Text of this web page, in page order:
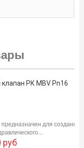
РК MBV Pn16
для создания
руб